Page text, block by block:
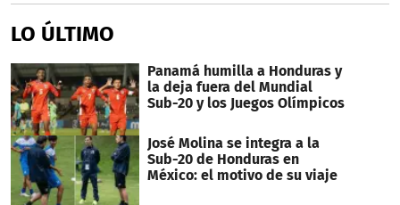
LO ÚLTIMO
Panamá humilla a Honduras y
la deja fuera del Mundial
Sub-20 y los Juegos Olímpicos
José Molina se integra a la
Sub-20 de Honduras en
México: el motivo de su viaje